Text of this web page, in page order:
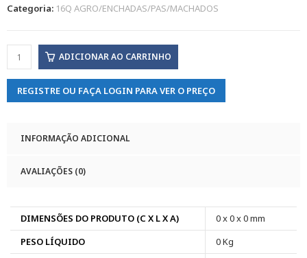
Categoria: 16Q AGRO/ENCHADAS/PAS/MACHADOS
ADICIONAR AO CARRINHO
REGISTRE OU FAÇA LOGIN PARA VER O PREÇO
INFORMAÇÃO ADICIONAL
AVALIAÇÕES (0)
DIMENSÕES DO PRODUTO (C X L X A)
0 x 0 x 0 mm
PESO LÍQUIDO
0 Kg